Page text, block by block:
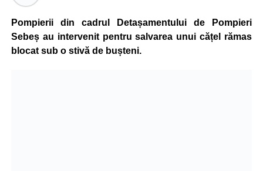
Pompierii din cadrul Detașamentului de Pompieri
Sebeș au intervenit pentru salvarea unui cățel rămas
blocat sub o stivă de bușteni.